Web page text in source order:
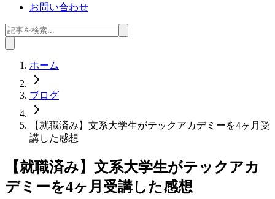
お問い合わせ
ホーム
ブログ
【就職済み】文系大学生がテックアカデミーを4ヶ月受
講した感想
【就職済み】文系大学生がテックアカ
デミーを4ヶ月受講した感想